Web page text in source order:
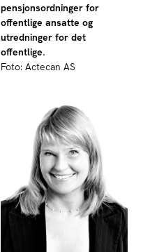
pensjonsordninger for
offentlige ansatte og
utredninger for det
offentlige.
Foto: Actecan AS